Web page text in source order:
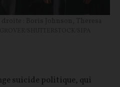
suicide politique, qui